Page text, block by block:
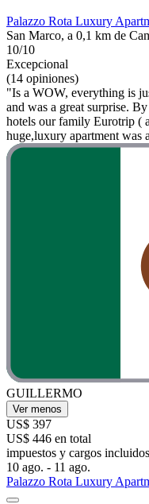
Palazzo Rota Luxury
San Marco, a 0,1 km de
10/10
Excepcional
(14 opiniones)
"Is a WOW, everything is
and was a great surprise.
hotels our family Eurotrip (
huge,luxury apartment was
GUILLERMO
Ver menos
US$ 397
US$ 446 en total
impuestos y cargos incluidos
10 ago. - 11 ago.
Palazzo Rota Luxury